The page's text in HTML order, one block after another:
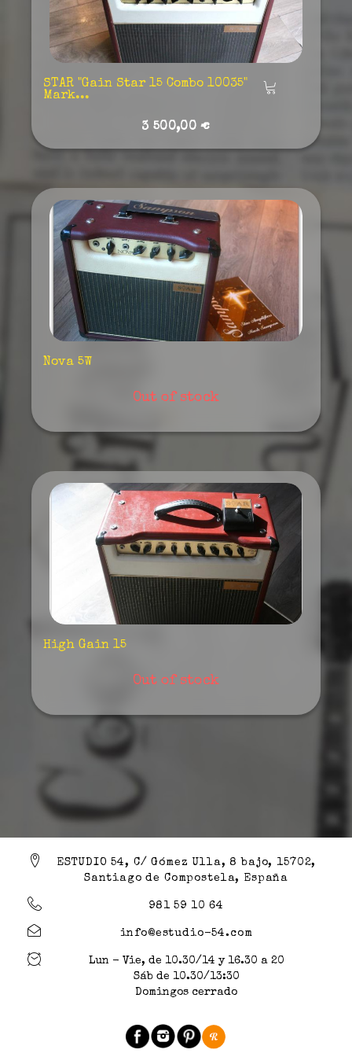
STAR "Gain Star 15 Combo 10035"
Mark...
3 500,00 €
Nova 5W
Out of stock
High Gain 15
Out of stock
ESTUDIO 54, C/ Gómez Ulla, 8 bajo, 15702,
Santiago de Compostela, España
981 59 10 64
info@estudio-54.com
Lun - Vie, de 10.30/14 y 16.30 a 20
Sáb de 10.30/13:30
Domingos cerrado